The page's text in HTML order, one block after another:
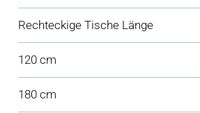
Rechteckige Tische Länge
120 cm
180 cm